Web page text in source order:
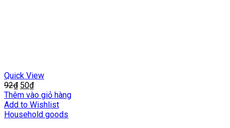
Quick View
92₫ 50₫
Thêm vào giỏ hàng
Add to Wishlist
Household goods